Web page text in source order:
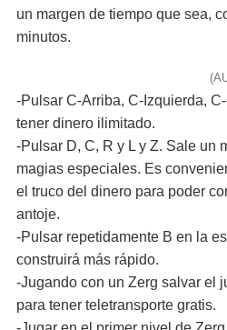
un margen de tiempo que sea,
minutos.
-Pulsar C-Arriba, C-Izquierda,
tener dinero ilimitado.
-Pulsar D, C, R y L y Z. Sale un
magias especiales. Es
el truco del dinero para poder
antoje.
-Pulsar repetidamente B en la
construirá más rápido.
-Jugando con un Zerg salvar el
para tener teletransporte gratis.